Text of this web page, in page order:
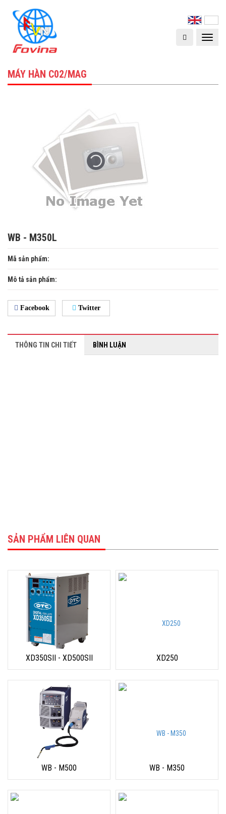
Toggle
MÁY HÀN C02/MAG
WB - M350L
Mã sản phẩm:
Mô tả sản phẩm:
Facebook Twitter
THÔNG TIN CHI TIẾT BÌNH LUẬN
SẢN PHẨM LIÊN QUAN
XD350SII - XD500SII XD250
WB - M500 WB - M350